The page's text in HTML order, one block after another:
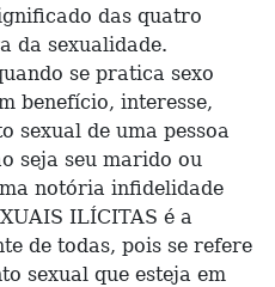
das quatro
da sexualidade.
se pratica sexo
benefício, interesse,
sexual de uma pessoa
seja seu marido ou
notória infidelidade
ILÍCITAS é a
de todas, pois se refere
sexual que esteja em